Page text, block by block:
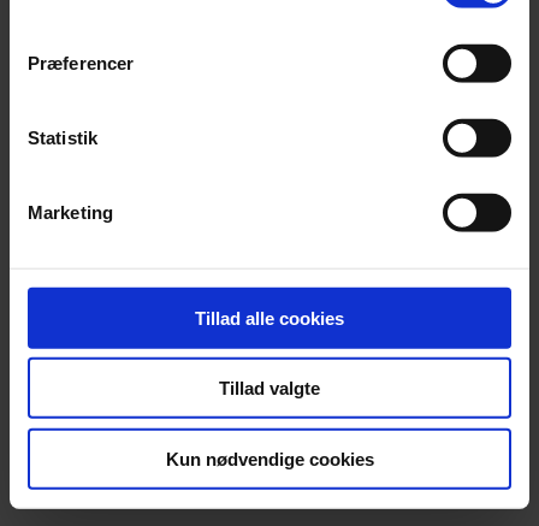
Præferencer
Statistik
Marketing
Tillad alle cookies
Tillad valgte
Kun nødvendige cookies